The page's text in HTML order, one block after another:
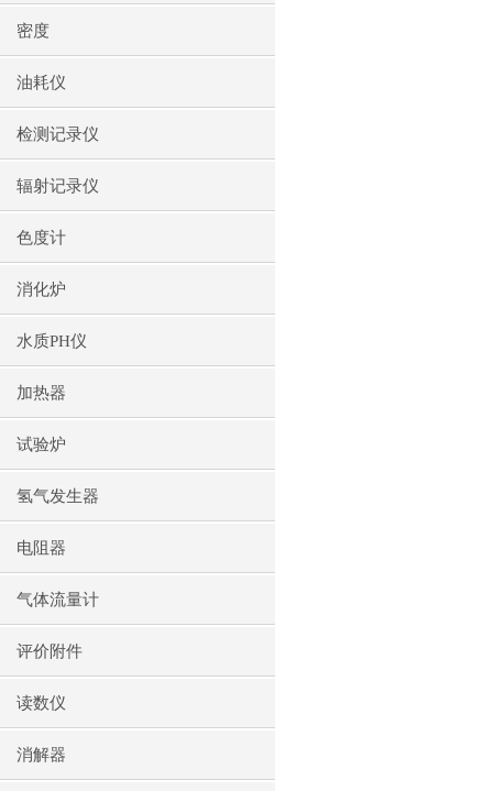
密度
油耗仪
检测记录仪
辐射记录仪
色度计
消化炉
水质PH仪
加热器
试验炉
氢气发生器
电阻器
气体流量计
评价附件
读数仪
消解器